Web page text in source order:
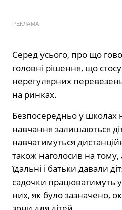
РЕКЛАМА
Серед усього, про що
головні рішення, що
нерегулярних перевезень
на ринках.
Безпосередньо у школах
навчання залишаються
навчатимуться
також наголосив на
їдальні і батьки давали
садочки працюватимуть
них, як було зазначено,